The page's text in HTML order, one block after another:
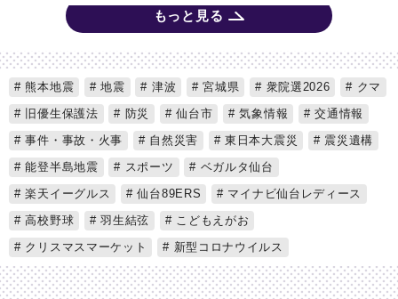
もっと見る
熊本地震 地震 津波 宮城県 衆院選2026
クマ
旧優生保護法
防災 仙台市 気象情報
交通情報
事件・事故・火事
自然災害 東日本大震災
震災遺構
能登半島地震
スポーツ
ベガルタ仙台
楽天イーグルス
仙台89ERS
マイナビ仙台レディース
高校野球
羽生結弦
こどもえがお
クリスマスマーケット
新型コロナウイルス